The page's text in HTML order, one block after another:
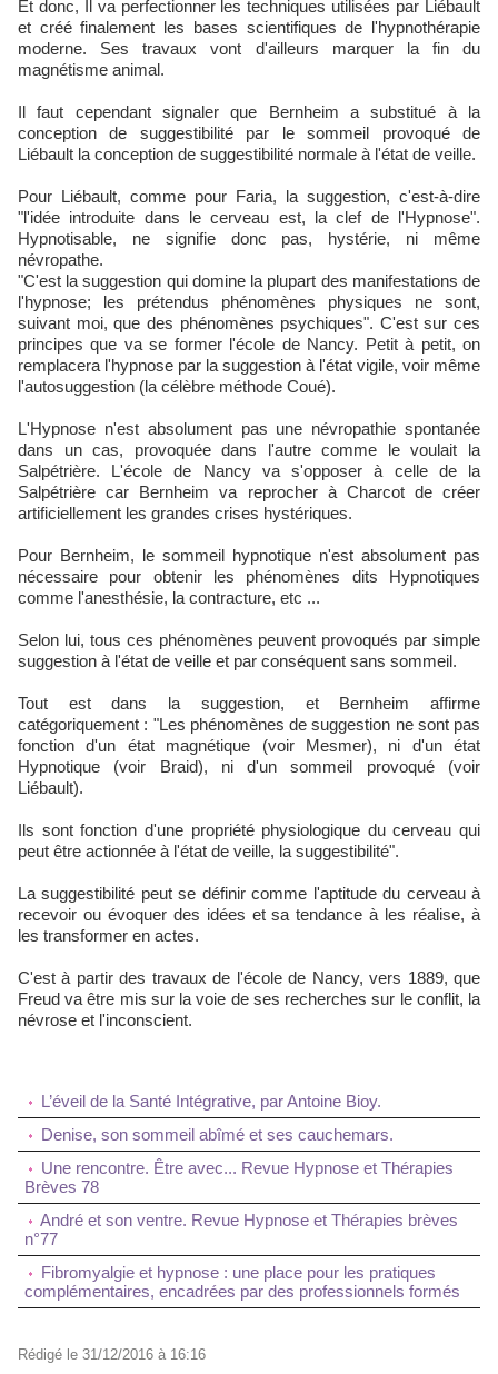
Et donc, Il va perfectionner les techniques utilisées par Liébault
et créé finalement les bases scientifiques de l'hypnothérapie
moderne. Ses travaux vont d'ailleurs marquer la fin du
magnétisme animal.
Il faut cependant signaler que Bernheim a substitué à la
conception de suggestibilité par le sommeil provoqué de
Liébault la conception de suggestibilité normale à l'état de veille.
Pour Liébault, comme pour Faria, la suggestion, c'est-à-dire
"l'idée introduite dans le cerveau est, la clef de l'Hypnose".
Hypnotisable, ne signifie donc pas, hystérie, ni même
névropathe.
"C'est la suggestion qui domine la plupart des manifestations de
l'hypnose; les prétendus phénomènes physiques ne sont,
suivant moi, que des phénomènes psychiques". C'est sur ces
principes que va se former l'école de Nancy. Petit à petit, on
remplacera l'hypnose par la suggestion à l'état vigile, voir même
l'autosuggestion (la célèbre méthode Coué).
L'Hypnose n'est absolument pas une névropathie spontanée
dans un cas, provoquée dans l'autre comme le voulait la
Salpétrière. L'école de Nancy va s'opposer à celle de la
Salpétrière car Bernheim va reprocher à Charcot de créer
artificiellement les grandes crises hystériques.
Pour Bernheim, le sommeil hypnotique n'est absolument pas
nécessaire pour obtenir les phénomènes dits Hypnotiques
comme l'anesthésie, la contracture, etc ...
Selon lui, tous ces phénomènes peuvent provoqués par simple
suggestion à l'état de veille et par conséquent sans sommeil.
Tout est dans la suggestion, et Bernheim affirme
catégoriquement : "Les phénomènes de suggestion ne sont pas
fonction d'un état magnétique (voir Mesmer), ni d'un état
Hypnotique (voir Braid), ni d'un sommeil provoqué (voir
Liébault).
Ils sont fonction d'une propriété physiologique du cerveau qui
peut être actionnée à l'état de veille, la suggestibilité".
La suggestibilité peut se définir comme l'aptitude du cerveau à
recevoir ou évoquer des idées et sa tendance à les réalise, à
les transformer en actes.
C'est à partir des travaux de l'école de Nancy, vers 1889, que
Freud va être mis sur la voie de ses recherches sur le conflit, la
névrose et l'inconscient.
L’éveil de la Santé Intégrative, par Antoine Bioy.
Denise, son sommeil abîmé et ses cauchemars.
Une rencontre. Être avec... Revue Hypnose et Thérapies
Brèves 78
André et son ventre. Revue Hypnose et Thérapies brèves
n°77
Fibromyalgie et hypnose : une place pour les pratiques
complémentaires, encadrées par des professionnels formés
Rédigé le 31/12/2016 à 16:16